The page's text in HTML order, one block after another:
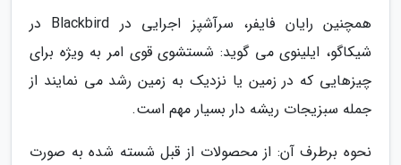
همچنین رایان فایفر، سرآشپز اجرایی در Blackbird در
شیکاگو، ایلینوی می گوید: شستشوی قوی امر به ویژه برای
چیزهایی که در زمین یا نزدیک به زمین رشد می نمایند از
جمله سبزیجات ریشه دار بسیار مهم است.
نحوه برطرف آن: از محصولات از قبل شسته شده به صورت